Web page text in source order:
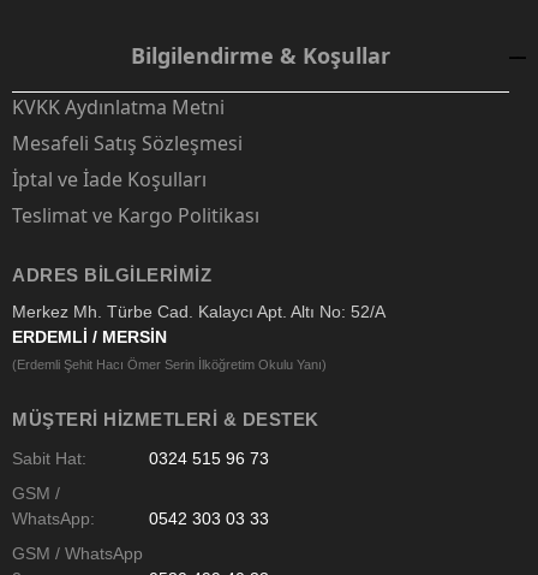
Bilgilendirme & Koşullar
KVKK Aydınlatma Metni
Mesafeli Satış Sözleşmesi
İptal ve İade Koşulları
Teslimat ve Kargo Politikası
ADRES BILGILERIMIZ
Merkez Mh. Türbe Cad. Kalaycı Apt. Altı No: 52/A
ERDEMLİ / MERSİN
(Erdemli Şehit Hacı Ömer Serin İlköğretim Okulu Yanı)
MÜŞTERI HIZMETLERI & DESTEK
Sabit Hat:
0324 515 96 73
GSM /
WhatsApp:
0542 303 03 33
GSM / WhatsApp